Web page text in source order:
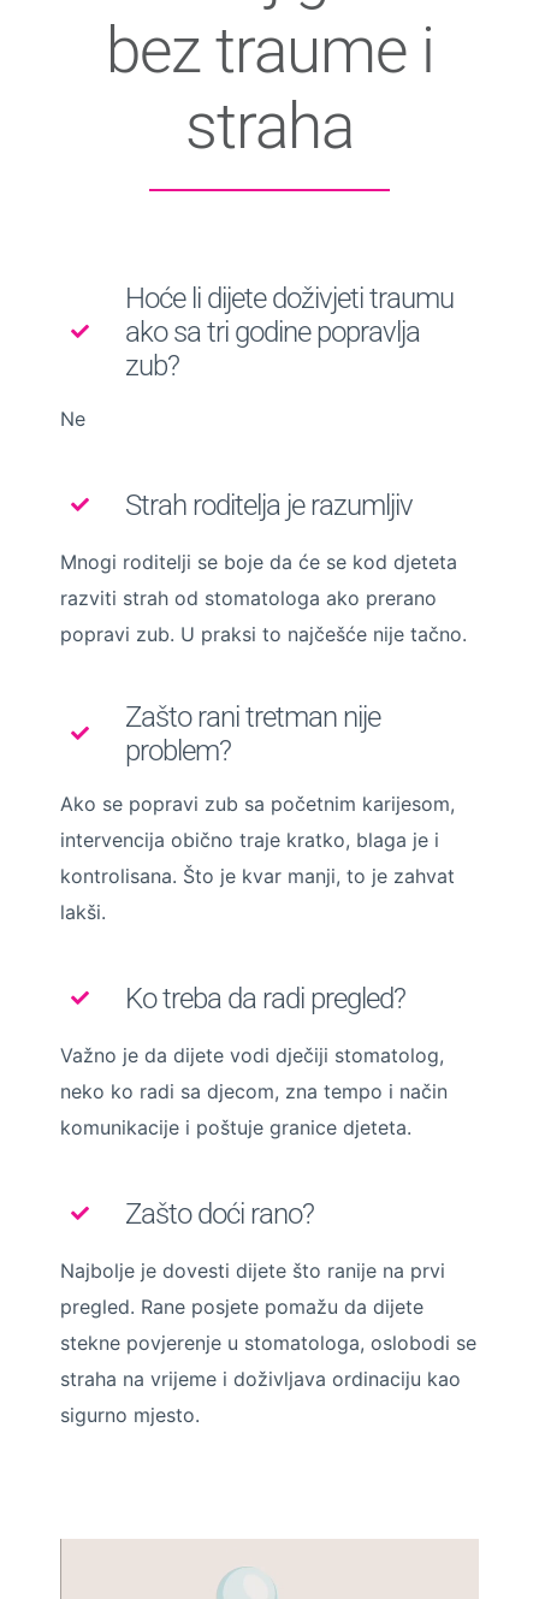
bez traume i
straha
Hoće li dijete doživjeti traumu
ako sa tri godine popravlja
zub?
Ne
Strah roditelja je razumljiv
Mnogi roditelji se boje da će se kod djeteta
razviti strah od stomatologa ako prerano
popravi zub. U praksi to najčešće nije tačno.
Zašto rani tretman nije
problem?
Ako se popravi zub sa početnim karijesom,
intervencija obično traje kratko, blaga je i
kontrolisana. Što je kvar manji, to je zahvat
lakši.
Ko treba da radi pregled?
Važno je da dijete vodi dječiji stomatolog,
neko ko radi sa djecom, zna tempo i način
komunikacije i poštuje granice djeteta.
Zašto doći rano?
Najbolje je dovesti dijete što ranije na prvi
pregled. Rane posjete pomažu da dijete
stekne povjerenje u stomatologa, oslobodi se
straha na vrijeme i doživljava ordinaciju kao
sigurno mjesto.